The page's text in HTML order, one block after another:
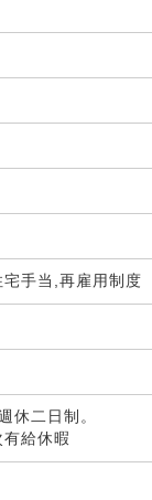
手当,再雇用制度
休二日制。
給休暇